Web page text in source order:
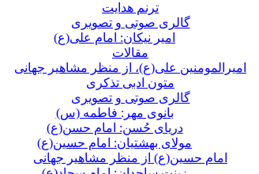
ترنم هدایت
گالری صوتی و تصویری
امیر نیکان: امام علی(ع)
مقالات
امیرالمومنین علی(ع)، از منظر مشاهیر جهانی
متون ادبی تذکری
گالری صوتی و تصویری
بانوی مهر: فاطمه (س)
دریای حُسن: امام حسن(ع)
مولای بهشتیان: امام حسین(ع)
امام حسین(ع) از منظر مشاهیر جهانی